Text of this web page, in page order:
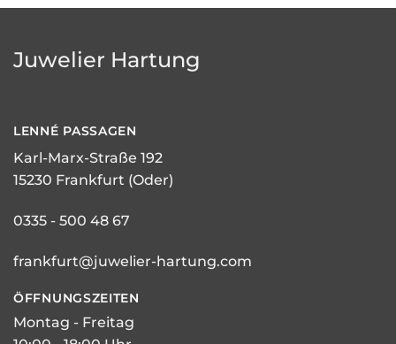
Juwelier Hartung
LENNÉ PASSAGEN
Karl-Marx-Straße 192
15230 Frankfurt (Oder)
0335 - 500 48 67
frankfurt@juwelier-hartung.com
ÖFFNUNGSZEITEN
Montag - Freitag